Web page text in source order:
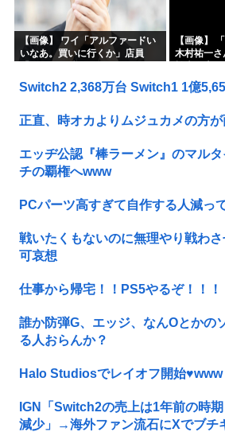
【画像】 ワイ「アルファードい
いなあ。買いに行くか」店員
「金額おかしくね？」←お前ら
もそう思うよな？？？？？
【画像】
木村祐一
が完全に
「マジで誰
Switch2 2,368万台 Switch1 1億
正直、時オカよりムジュカメの方
エッヂ公認『棒ラーメン』のマル
チの覇権へwww
PCパーツ高すぎて自作する人減っ
戦いたくもないのに無理やり戦わ
可哀想
仕事から帰宅！！PS5やるぞ！！！
誰か防弾G、エッジ、なんOとかの
る人おらんか？
Halo Studiosでレイオフ開始♥www
IGN「Switch2の売上は1年前の時
減少」→海外ファン流石にXでブチ